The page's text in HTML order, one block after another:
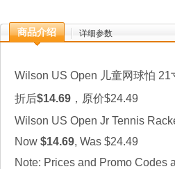
商品介绍 详细参数
Wilson US Open 儿童网球怕 21
折后$14.69 ，原价$24.49
Wilson US Open Jr Tennis
Now $14.69, Was $24.49
Note: Prices and Promo Codes